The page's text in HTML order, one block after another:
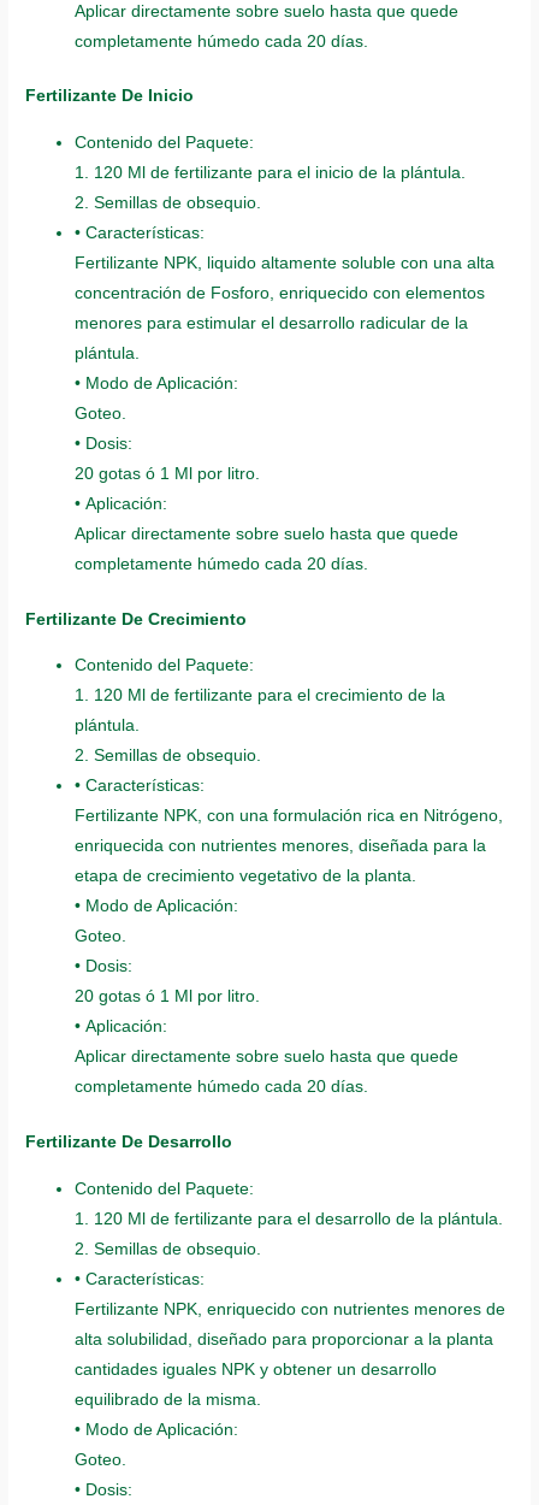
Aplicar directamente sobre suelo hasta que quede
completamente húmedo cada 20 días.
Fertilizante De Inicio
Contenido del Paquete:
1. 120 Ml de fertilizante para el inicio de la plántula.
2. Semillas de obsequio.
• Características:
Fertilizante NPK, liquido altamente soluble con una alta
concentración de Fosforo, enriquecido con elementos
menores para estimular el desarrollo radicular de la
plántula.
• Modo de Aplicación:
Goteo.
• Dosis:
20 gotas ó 1 Ml por litro.
• Aplicación:
Aplicar directamente sobre suelo hasta que quede
completamente húmedo cada 20 días.
Fertilizante De Crecimiento
Contenido del Paquete:
1. 120 Ml de fertilizante para el crecimiento de la
plántula.
2. Semillas de obsequio.
• Características:
Fertilizante NPK, con una formulación rica en Nitrógeno,
enriquecida con nutrientes menores, diseñada para la
etapa de crecimiento vegetativo de la planta.
• Modo de Aplicación:
Goteo.
• Dosis:
20 gotas ó 1 Ml por litro.
• Aplicación:
Aplicar directamente sobre suelo hasta que quede
completamente húmedo cada 20 días.
Fertilizante De Desarrollo
Contenido del Paquete:
1. 120 Ml de fertilizante para el desarrollo de la plántula.
2. Semillas de obsequio.
• Características:
Fertilizante NPK, enriquecido con nutrientes menores de
alta solubilidad, diseñado para proporcionar a la planta
cantidades iguales NPK y obtener un desarrollo
equilibrado de la misma.
• Modo de Aplicación:
Goteo.
• Dosis: